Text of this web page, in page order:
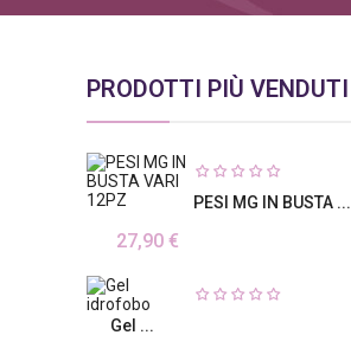
PRODOTTI PIÙ VENDUTI
PESI MG IN BUSTA ...
27,90 €
Gel ...